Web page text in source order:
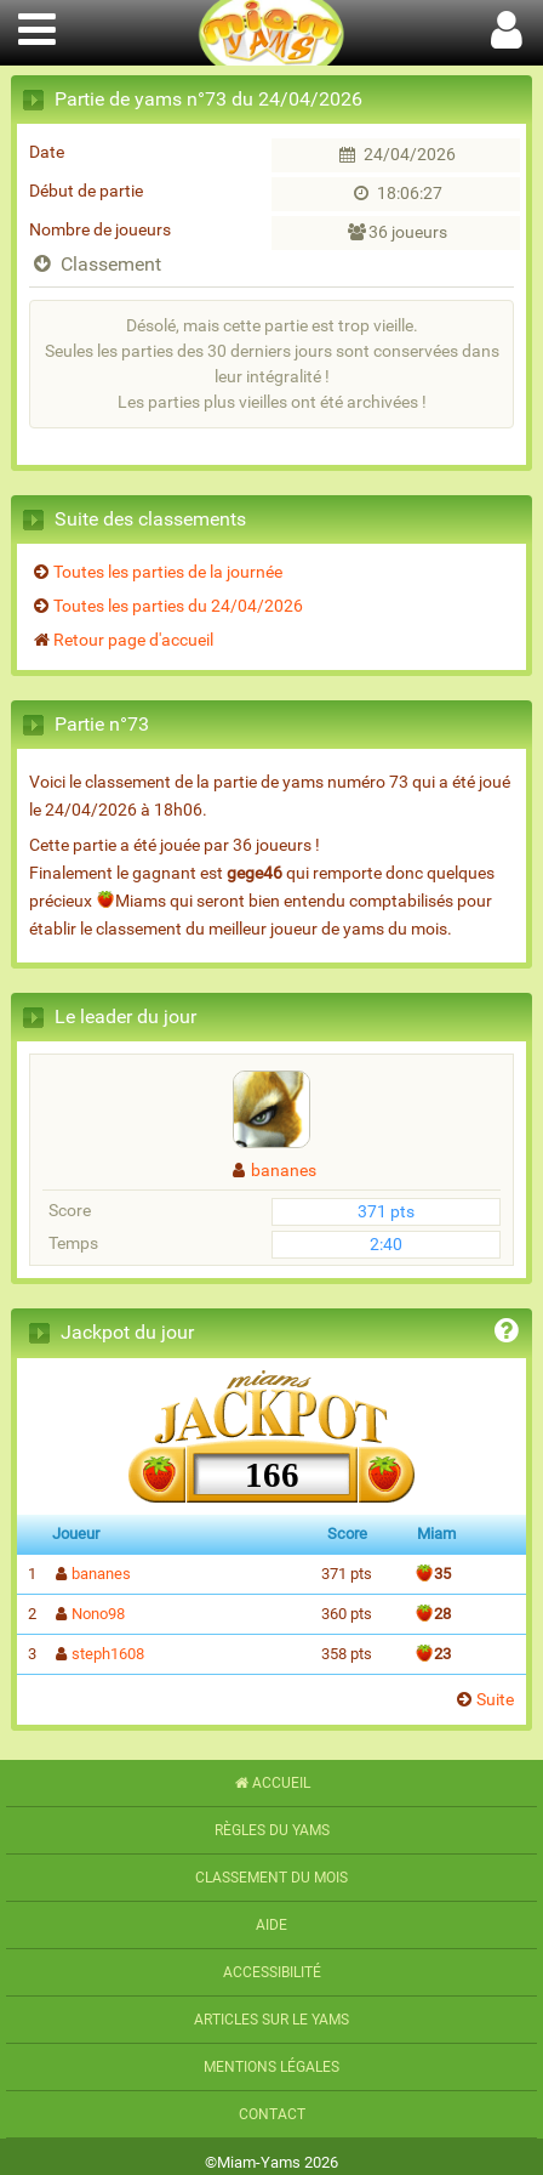
Partie de yams n°73 du 24/04/2026
Date
24/04/2026
Début de partie
18:06:27
Nombre de joueurs
36 joueurs
Classement
Désolé, mais cette partie est trop vieille.
Seules les parties des 30 derniers jours sont conservées dans
leur intégralité !
Les parties plus vieilles ont été archivées !
Suite des classements
Toutes les parties de la journée
Toutes les parties du 24/04/2026
Retour page d'accueil
Partie n°73
Voici le classement de la partie de yams numéro 73 qui a été joué
le 24/04/2026 à 18h06.
Cette partie a été jouée par 36 joueurs !
Finalement le gagnant est gege46qui remporte donc quelques
précieux
Miams qui seront bien entendu comptabilisés pour
établir le classement du meilleur joueur de yams du mois.
Le leader du jour
bananes
Score
371 pts
Temps
2:40
Jackpot du jour
166
Joueur Score Miam
1 bananes 371 pts 35
2 Nono98 360 pts 28
3 steph1608 358 pts 23
Suite
ACCUEIL
RÈGLES DU YAMS
CLASSEMENT DU MOIS
AIDE
ACCESSIBILITÉ
ARTICLES SUR LE YAMS
MENTIONS LÉGALES
CONTACT
©Miam-Yams 2026